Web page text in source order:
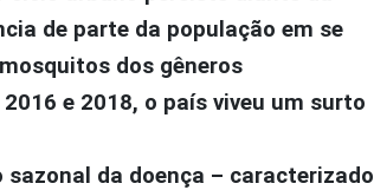
de parte da população em se
dos gêneros
e 2018, o país viveu um surto
da doença – caracterizado